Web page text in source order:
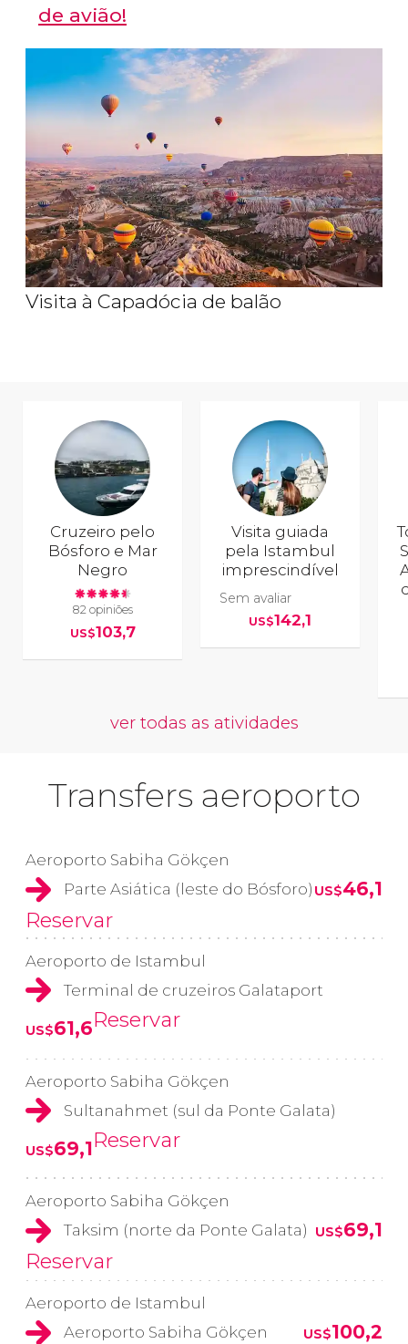
de avião!
Visita à Capadócia de balão
Cruzeiro pelo
Bósforo e Mar
Negro
82 opiniões
US$103,7
Visita guiada
pela Istambul
imprescindível
Sem avaliar
US$142,1
ver todas as atividades
Transfers aeroporto
Aeroporto Sabiha Gökçen
Parte Asiática (leste do Bósforo) US$46,1
Reservar
Aeroporto de Istambul
Terminal de cruzeiros Galataport
US$61,6Reservar
Aeroporto Sabiha Gökçen
Sultanahmet (sul da Ponte Galata)
US$69,1Reservar
Aeroporto Sabiha Gökçen
Taksim (norte da Ponte Galata)
US$69,1
Reservar
Aeroporto de Istambul
Aeroporto Sabiha Gökçen
US$100,2